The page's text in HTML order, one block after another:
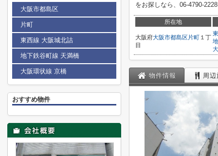
をお探しなら、06-4790-
所在地
大阪府大阪市都島区 片町 １丁
目
物件情報 周
大阪市都島区
片町
東西線 大阪城北詰
地下鉄谷町線 天満橋
大阪環状線 京橋
おすすめ物件